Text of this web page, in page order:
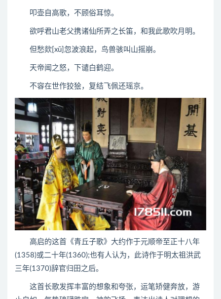
叩壶自高歌，不顾俗耳惊。
欲呼君山老父携诸仙所弄之长笛，和我此歌吹月明。
但愁欻[xū]忽波浪起，鸟兽骇叫山摇崩。
天帝闻之怒，下谴白鹤迎。
不容在世作狡狯，复结飞佩还瑶京。
高启的这首《青丘子歌》大约作于元顺帝至正十八年
(1358)或二十年(1360);也有人认为，此诗作于明太祖洪武
三年(1370)辞官归田之后。
这首长歌发挥丰富的想象和夸张，运笔矫健奔放，游